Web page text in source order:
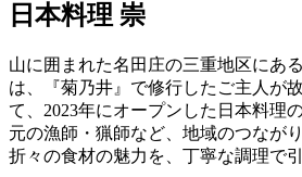
日本料理 崇
山に囲まれた名田庄の三重地区にあ
は、『菊乃井』で修行したご主人が
て、2023年にオープンした日本料理
元の漁師・猟師など、地域のつなが
折々の食材の魅力を、丁寧な調理で